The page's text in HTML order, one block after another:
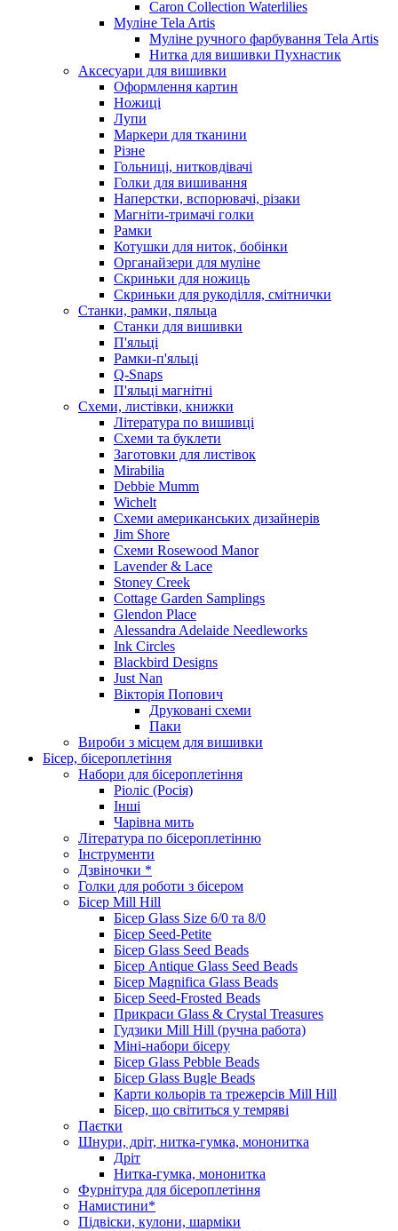
Caron Collection Waterlilies
Муліне Tela Artis
Муліне ручного фарбування Tela Artis
Нитка для вишивки Пухнастик
Аксесуари для вишивки
Оформлення картин
Ножиці
Лупи
Маркери для тканини
Різне
Гольниці, нитковдівачі
Голки для вишивання
Наперстки, вспорювачі, різаки
Магніти-тримачі голки
Рамки
Котушки для ниток, бобінки
Органайзери для муліне
Скриньки для ножиць
Скриньки для рукоділля, смітнички
Станки, рамки, пяльца
Станки для вишивки
П'яльці
Рамки-п'яльці
Q-Snaps
П'яльці магнітні
Схеми, листівки, книжки
Література по вишивці
Схеми та буклети
Заготовки для листівок
Mirabilia
Debbie Mumm
Wichelt
Схеми американських дизайнерів
Jim Shore
Cхеми Rosewood Manor
Lavender & Lace
Stoney Creek
Cottage Garden Samplings
Glendon Place
Alessandra Adelaide Needleworks
Ink Circles
Blackbird Designs
Just Nan
Вікторія Попович
Друковані схеми
Паки
Вироби з місцем для вишивки
Бісер, бісероплетіння
Набори для бісероплетіння
Ріоліс (Росія)
Інші
Чарівна мить
Література по бісероплетінню
Інструменти
Дзвіночки *
Голки для роботи з бісером
Бісер Mill Hill
Бісер Glass Size 6/0 та 8/0
Бісер Seed-Petite
Бісер Glass Seed Beads
Бісер Antique Glass Seed Beads
Бісер Magnifica Glass Beads
Бісер Seed-Frosted Beads
Прикраси Glass & Crystal Treasures
Гудзики Mill Hill (ручна работа)
Міні-набори бісеру
Бісер Glass Pebble Beads
Бісер Glass Bugle Beads
Карти кольорів та трежерсів Mill Hill
Бісер, що світиться у темряві
Паєтки
Шнури, дріт, нитка-гумка, мононитка
Дріт
Нитка-гумка, мононитка
Фурнітура для бісероплетіння
Намистини*
Підвіски, кулони, шарміки